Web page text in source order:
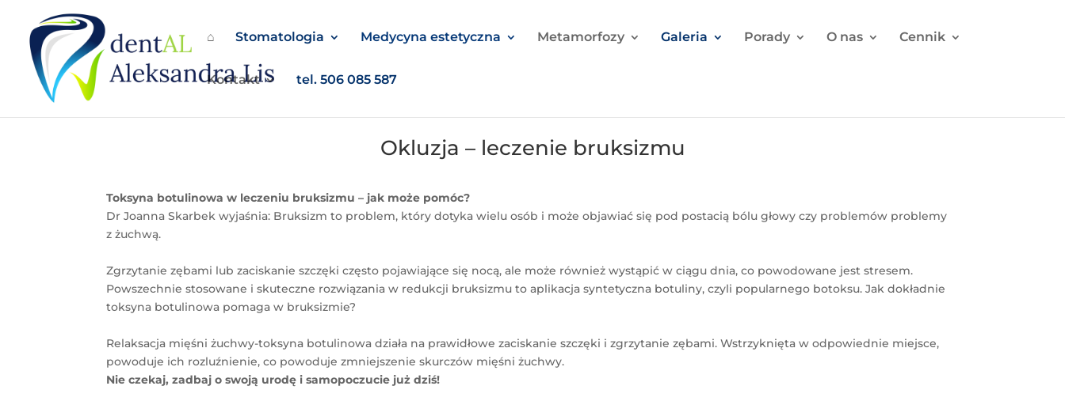
⌂ Stomatologia Medycyna estetyczna Metamorfozy Galeria Porady O nas Cennik
Kontakt tel. 506 085 587
Okluzja – leczenie bruksizmu
Toksyna botulinowa w leczeniu bruksizmu – jak może pomóc?
Dr Joanna Skarbek wyjaśnia: Bruksizm to problem, który dotyka wielu osób i może objawiać się pod postacią bólu głowy czy problemów problemy
z żuchwą.
Zgrzytanie zębami lub zaciskanie szczęki często pojawiające się nocą, ale może również wystąpić w ciągu dnia, co powodowane jest stresem.
Powszechnie stosowane i skuteczne rozwiązania w redukcji bruksizmu to aplikacja syntetyczna botuliny, czyli popularnego botoksu. Jak dokładnie
toksyna botulinowa pomaga w bruksizmie?
Relaksacja mięśni żuchwy-toksyna botulinowa działa na prawidłowe zaciskanie szczęki i zgrzytanie zębami. Wstrzyknięta w odpowiednie miejsce,
powoduje ich rozluźnienie, co powoduje zmniejszenie skurczów mięśni żuchwy.
Nie czekaj, zadbaj o swoją urodę i samopoczucie już dziś!